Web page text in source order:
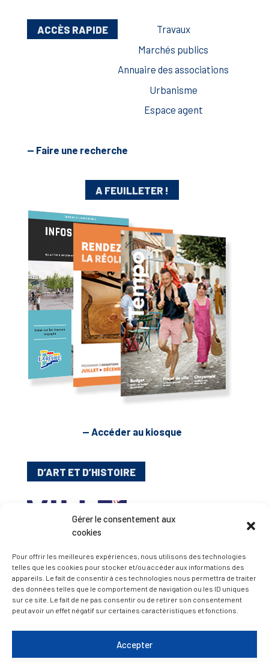
Gérer le consentement aux
cookies
Pour offrir les meilleures expériences, nous utilisons des technologies
telles que les cookies pour stocker et/ou accéder aux informations des
appareils. Le fait de consentir à ces technologies nous permettra de traiter
des données telles que le comportement de navigation ou les ID uniques
sur ce site. Le fait de ne pas consentir ou de retirer son consentement
peut avoir un effet négatif sur certaines caractéristiques et fonctions.
Accepter
ACCÈS RAPIDE
Travaux
Marchés publics
Annuaire des associations
Urbanisme
Espace agent
— Faire une recherche
A FEUILLETER !
— Accéder au kiosque
D’ART ET D’HISTOIRE
— Découvrir et visiter